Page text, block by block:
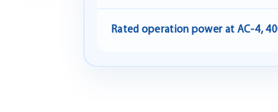
Rated operation power at AC-4,